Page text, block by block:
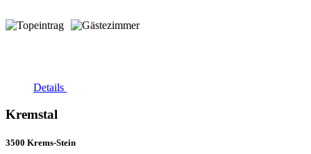
Details
Kremstal
3500 Krems-Stein